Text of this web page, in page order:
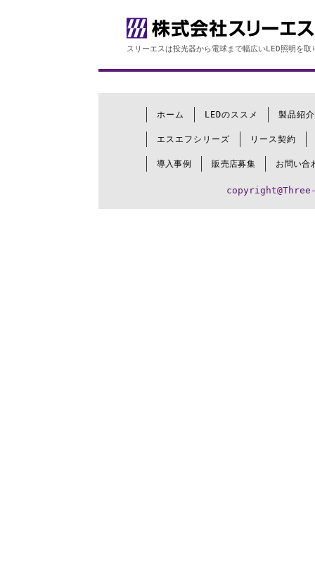
スリーエスは投光器から電球まで幅広いLED照明を取
ホーム LEDのススメ 製品紹介
エスエフシリーズ リース契約
導入事例 販売店募集 お問い合